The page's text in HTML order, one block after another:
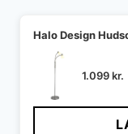
Halo Design
1.099kr.